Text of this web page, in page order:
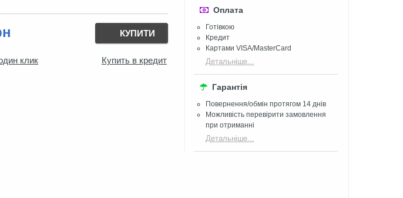
КУПИТИ
клик Купить в кредит
Оплата
Готівкою
Кредит
Картами VISA/MasterCard
Детальніше...
Гарантія
Повернення/обмін протягом 14 днів
Можливість перевірити замовлення
при отриманні
Детальніше...